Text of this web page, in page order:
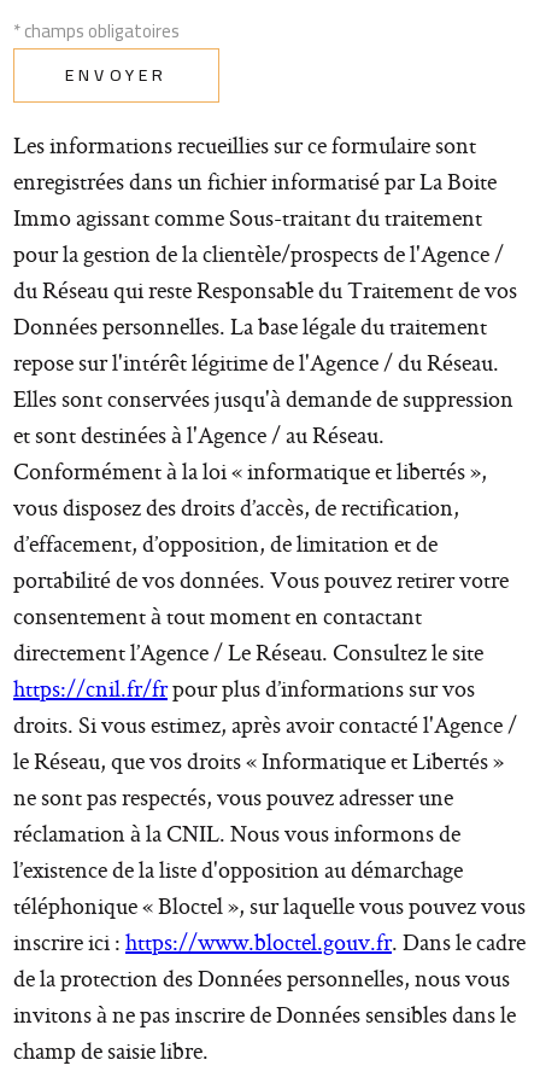
* champs obligatoires
ENVOYER
Les informations recueillies sur ce formulaire sont
enregistrées dans un fichier informatisé par La Boite
Immo agissant comme Sous-traitant du traitement
pour la gestion de la clientèle/prospects de l'Agence /
du Réseau qui reste Responsable du Traitement de vos
Données personnelles. La base légale du traitement
repose sur l'intérêt légitime de l'Agence / du Réseau.
Elles sont conservées jusqu'à demande de suppression
et sont destinées à l'Agence / au Réseau.
Conformément à la loi « informatique et libertés »,
vous disposez des droits d’accès, de rectification,
d’effacement, d’opposition, de limitation et de
portabilité de vos données. Vous pouvez retirer votre
consentement à tout moment en contactant
directement l’Agence / Le Réseau. Consultez le site
https://cnil.fr/frpour plus d’informations sur vos
droits. Si vous estimez, après avoir contacté l'Agence /
le Réseau, que vos droits « Informatique et Libertés »
ne sont pas respectés, vous pouvez adresser une
réclamation à la CNIL. Nous vous informons de
l’existence de la liste d'opposition au démarchage
téléphonique « Bloctel », sur laquelle vous pouvez vous
inscrire ici :https://www.bloctel.gouv.fr. Dans le cadre
de la protection des Données personnelles, nous vous
invitons à ne pas inscrire de Données sensibles dans le
champ de saisie libre.